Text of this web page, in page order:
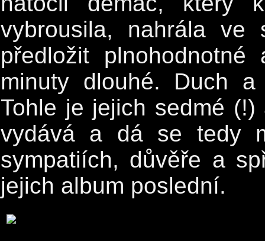
vybrousila, nahrála ve
předložit
minuty dlouhé. Duch
Tohle je jejich sedmé
vydává a dá se tedy
sympatiích, důvěře a
jejich album poslední.